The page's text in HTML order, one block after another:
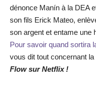
dénonce Manín à la DEA
son fils Erick Mateo,
son argent et entame une
Pour savoir quand sortira
vous dit tout concernant la
Flow sur Netflix !